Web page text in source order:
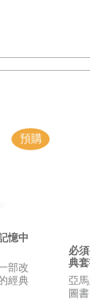
憶中
部改
經典
必
典
《
亞
圖